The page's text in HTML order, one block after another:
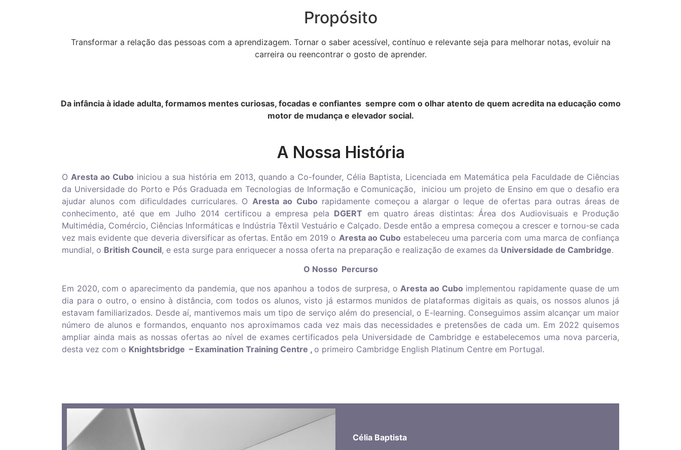
Propósito
Transformar a relação das pessoas com a aprendizagem. Tornar o saber acessível, contínuo e relevante seja para melhorar notas, evoluir na
carreira ou reencontrar o gosto de aprender.
Da infância à idade adulta, formamos mentes curiosas, focadas e confiantes sempre com o olhar atento de quem acredita na educação como
motor de mudança e elevador social.
A Nossa História
O Aresta ao Cubo iniciou a sua história em 2013, quando a Co-founder, Célia Baptista, Licenciada em Matemática pela Faculdade de Ciências
da Universidade do Porto e Pós Graduada em Tecnologias de Informação e Comunicação, iniciou um projeto de Ensino em que o desafio era
ajudar alunos com dificuldades curriculares. O Aresta ao Cubo rapidamente começou a alargar o leque de ofertas para outras áreas de
conhecimento, até que em Julho 2014 certificou a empresa pela DGERT em quatro áreas distintas: Área dos Audiovisuais e Produção
Multimédia, Comércio, Ciências Informáticas e Indústria Têxtil Vestuário e Calçado. Desde então a empresa começou a crescer e tornou-se cada
vez mais evidente que deveria diversificar as ofertas. Então em 2019 o Aresta ao Cubo estabeleceu uma parceria com uma marca de confiança
mundial, o British Council, e esta surge para enriquecer a nossa oferta na preparação e realização de exames da Universidade de Cambridge.
O Nosso Percurso
Em 2020, com o aparecimento da pandemia, que nos apanhou a todos de surpresa, oAresta ao Cubo implementou rapidamente quase de um
dia para o outro, o ensino à distância, com todos os alunos, visto já estarmos munidos de plataformas digitais as quais, os nossos alunos já
estavam familiarizados. Desde aí, mantivemos mais um tipo de serviço além do presencial, o E-learning. Conseguimos assim alcançar um maior
número de alunos e formandos, enquanto nos aproximamos cada vez mais das necessidades e pretensões de cada um. Em 2022 quisemos
ampliar ainda mais as nossas ofertas ao nível de exames certificados pela Universidade de Cambridge e estabelecemos uma nova parceria,
desta vez com o Knightsbridge – Examination Training Centre , o primeiro Cambridge English Platinum Centre em Portugal.
Célia Baptista